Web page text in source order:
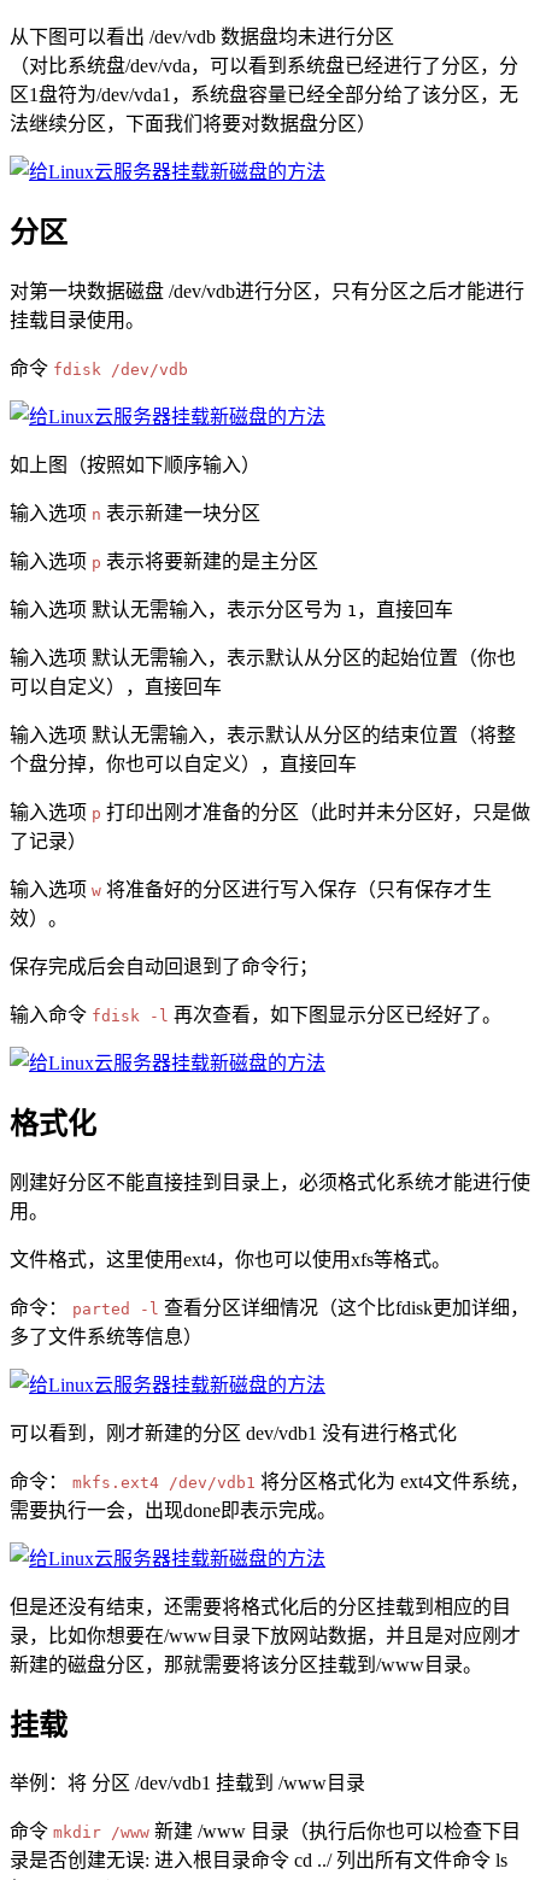
从下图可以看出 /dev/vdb 数据盘均未进行分区
（对比系统盘/dev/vda，可以看到系统盘已经进行了分区，分
区1盘符为/dev/vda1，系统盘容量已经全部分给了该分区，无
法继续分区，下面我们将要对数据盘分区）
分区
对第一块数据磁盘 /dev/vdb进行分区，只有分区之后才能进行
挂载目录使用。
命令 fdisk /dev/vdb
如上图（按照如下顺序输入）
输入选项 n 表示新建一块分区
输入选项 p 表示将要新建的是主分区
输入选项 默认无需输入，表示分区号为 1 ，直接回车
输入选项 默认无需输入，表示默认从分区的起始位置（你也
可以自定义），直接回车
输入选项 默认无需输入，表示默认从分区的结束位置（将整
个盘分掉，你也可以自定义），直接回车
输入选项 p 打印出刚才准备的分区（此时并未分区好，只是做
了记录）
输入选项 w 将准备好的分区进行写入保存（只有保存才生
效）。
保存完成后会自动回退到了命令行；
输入命令 fdisk -l 再次查看，如下图显示分区已经好了。
格式化
刚建好分区不能直接挂到目录上，必须格式化系统才能进行使
用。
文件格式，这里使用ext4，你也可以使用xfs等格式。
命令： parted -l 查看分区详细情况（这个比fdisk更加详细，
多了文件系统等信息）
可以看到，刚才新建的分区 dev/vdb1 没有进行格式化
命令： mkfs.ext4 /dev/vdb1 将分区格式化为 ext4文件系统，
需要执行一会，出现done即表示完成。
但是还没有结束，还需要将格式化后的分区挂载到相应的目
录，比如你想要在/www目录下放网站数据，并且是对应刚才
新建的磁盘分区，那就需要将该分区挂载到/www目录。
挂载
举例：将 分区 /dev/vdb1 挂载到 /www目录
命令 mkdir /www 新建 /www 目录（执行后你也可以检查下目
录是否创建无误: 进入根目录命令 cd ../ 列出所有文件命令 ls